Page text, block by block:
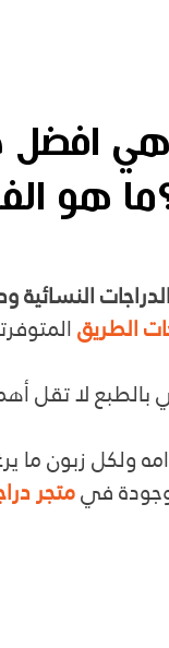
افضل
هو
النسائية
الطريق
بالطبع لا تقل
ولكل زبون ما
في متجر